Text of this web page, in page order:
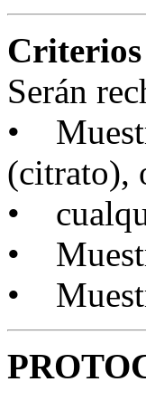
Criterios
Serán
•
(citrato),
•
•
•